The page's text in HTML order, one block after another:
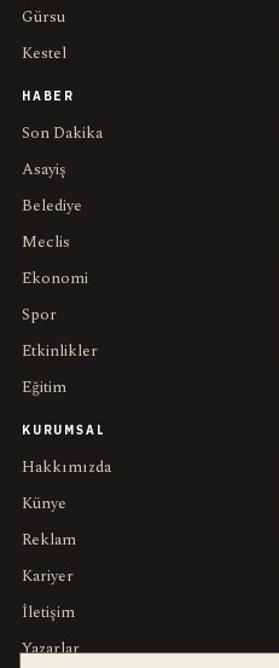
Gürsu
Kestel
HABER
Son Dakika
Asayiş
Belediye
Meclis
Ekonomi
Spor
Etkinlikler
Eğitim
KURUMSAL
Hakkımızda
Künye
Reklam
Kariyer
İletişim
Yazarlar